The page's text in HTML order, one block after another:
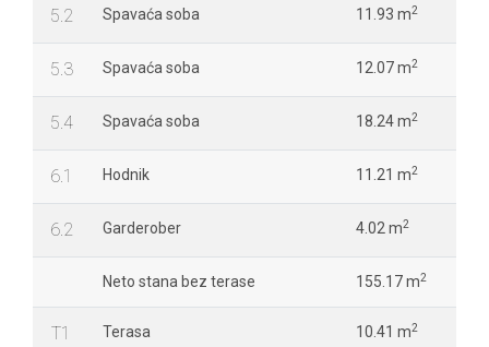
5.2 Spavaća soba 11.93 m2
5.3 Spavaća soba 12.07 m2
5.4 Spavaća soba 18.24 m2
6.1 Hodnik 11.21 m2
6.2 Garderober 4.02 m2
Neto stana bez terase 155.17 m2
T1 Terasa 10.41 m2